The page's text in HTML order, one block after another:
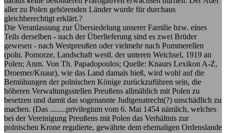
aller zu Polen gehörenden Länder wurde für durchaus
gleichberechtigt erklärt.?
Die Veranlassung zur Übersiedelung unserer Familie bzw. eines
Teils derselben - nach der Überlieferung sind es zwei Brüder
gewesen - nach Westpreußen oder vielmehr nach Pommerellen
(poln. Pomorze, Landschaft westl. der unteren Weichsel, 1919 an
Polen; Anm. Von Th. Papadopoulos; Quelle: Knaurs Lexikon A-Z,
Droemer/Knaur), wie das Land damals hieß, wird wohl auf die
Bemühungen der polnischen Könige zurückzuführen sein, die
höheren Verwaltungsstellen Preußens allmählich mit Polen zu
besetzen und damit das sogenannte Judigenatrecht(?) unschädlich zu
machen. (Das ........privilegium vom 6. Mai 1454 nämlich, welches
bei der Vereinigung Preußens mit Polen das Verhältnis zur
polnischen Krone regulierte, gewährte dem ehemaligen Ordenslande